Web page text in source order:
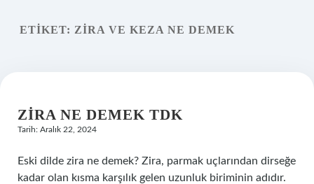
Yasal Uyarı
ETIKET: ZIRA VE KEZA NE DEMEK
ZIRA NE DEMEK TDK
Tarih: Aralık 22, 2024
Eski dilde zira ne demek? Zira, parmak uçlarından dirseğe
kadar olan kısma karşılık gelen uzunluk biriminin adıdır.